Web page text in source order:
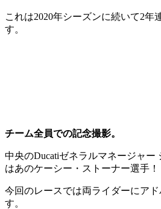
これは2020年シーズンに続いて2年
す。
チーム全員での記念撮影。
中央のDucatiゼネラルマネージャー
はあのケーシー・ストーナー選手！
今回のレースでは両ライダーにア
す。